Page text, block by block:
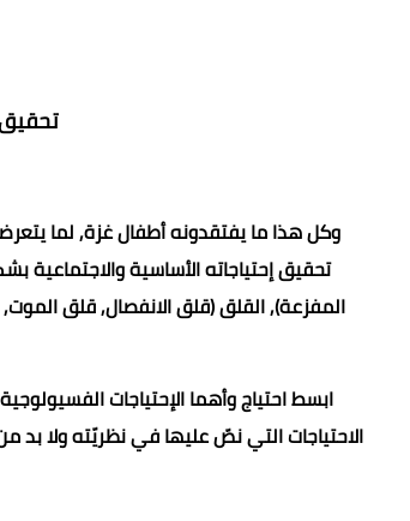
تحقيق
وكل هذا ما يفتقدونه أطفال غزة, لما
تحقيق إحتياجاته الأساسية والاجتماعية
المفزعة), القلق (قلق الانفصال, قلق
ابسط احتياج وأهما الإحتياجات
الاحتياجات التي نصّ عليها في نظريّته ولا